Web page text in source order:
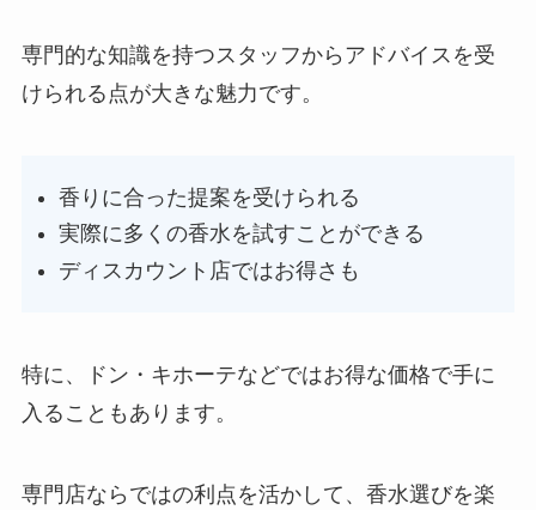
専門的な知識を持つスタッフからアドバイスを受
けられる点が大きな魅力です。
香りに合った提案を受けられる
実際に多くの香水を試すことができる
ディスカウント店ではお得さも
特に、ドン・キホーテなどではお得な価格で手に
入ることもあります。
専門店ならではの利点を活かして、香水選びを楽